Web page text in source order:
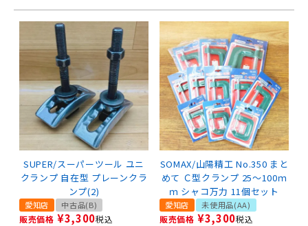
SUPER/スーパーツール ユニ
クランプ 自在型 プレーンクラ
ンプ(2)
愛知店 中古品(B)
販売価格 ¥3,300税込
SOMAX/山陽精工 No.350 まと
めて Ｃ型クランプ 25～100ｍ
ｍ シャコ万力 11個セット
愛知店 未使用品(AA)
販売価格 ¥3,300税込